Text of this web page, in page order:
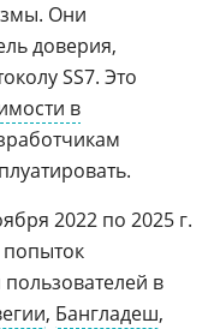
Они
доверия,
SS7. Это
в
2022 по 2025 г.
в
, Бангладеш,